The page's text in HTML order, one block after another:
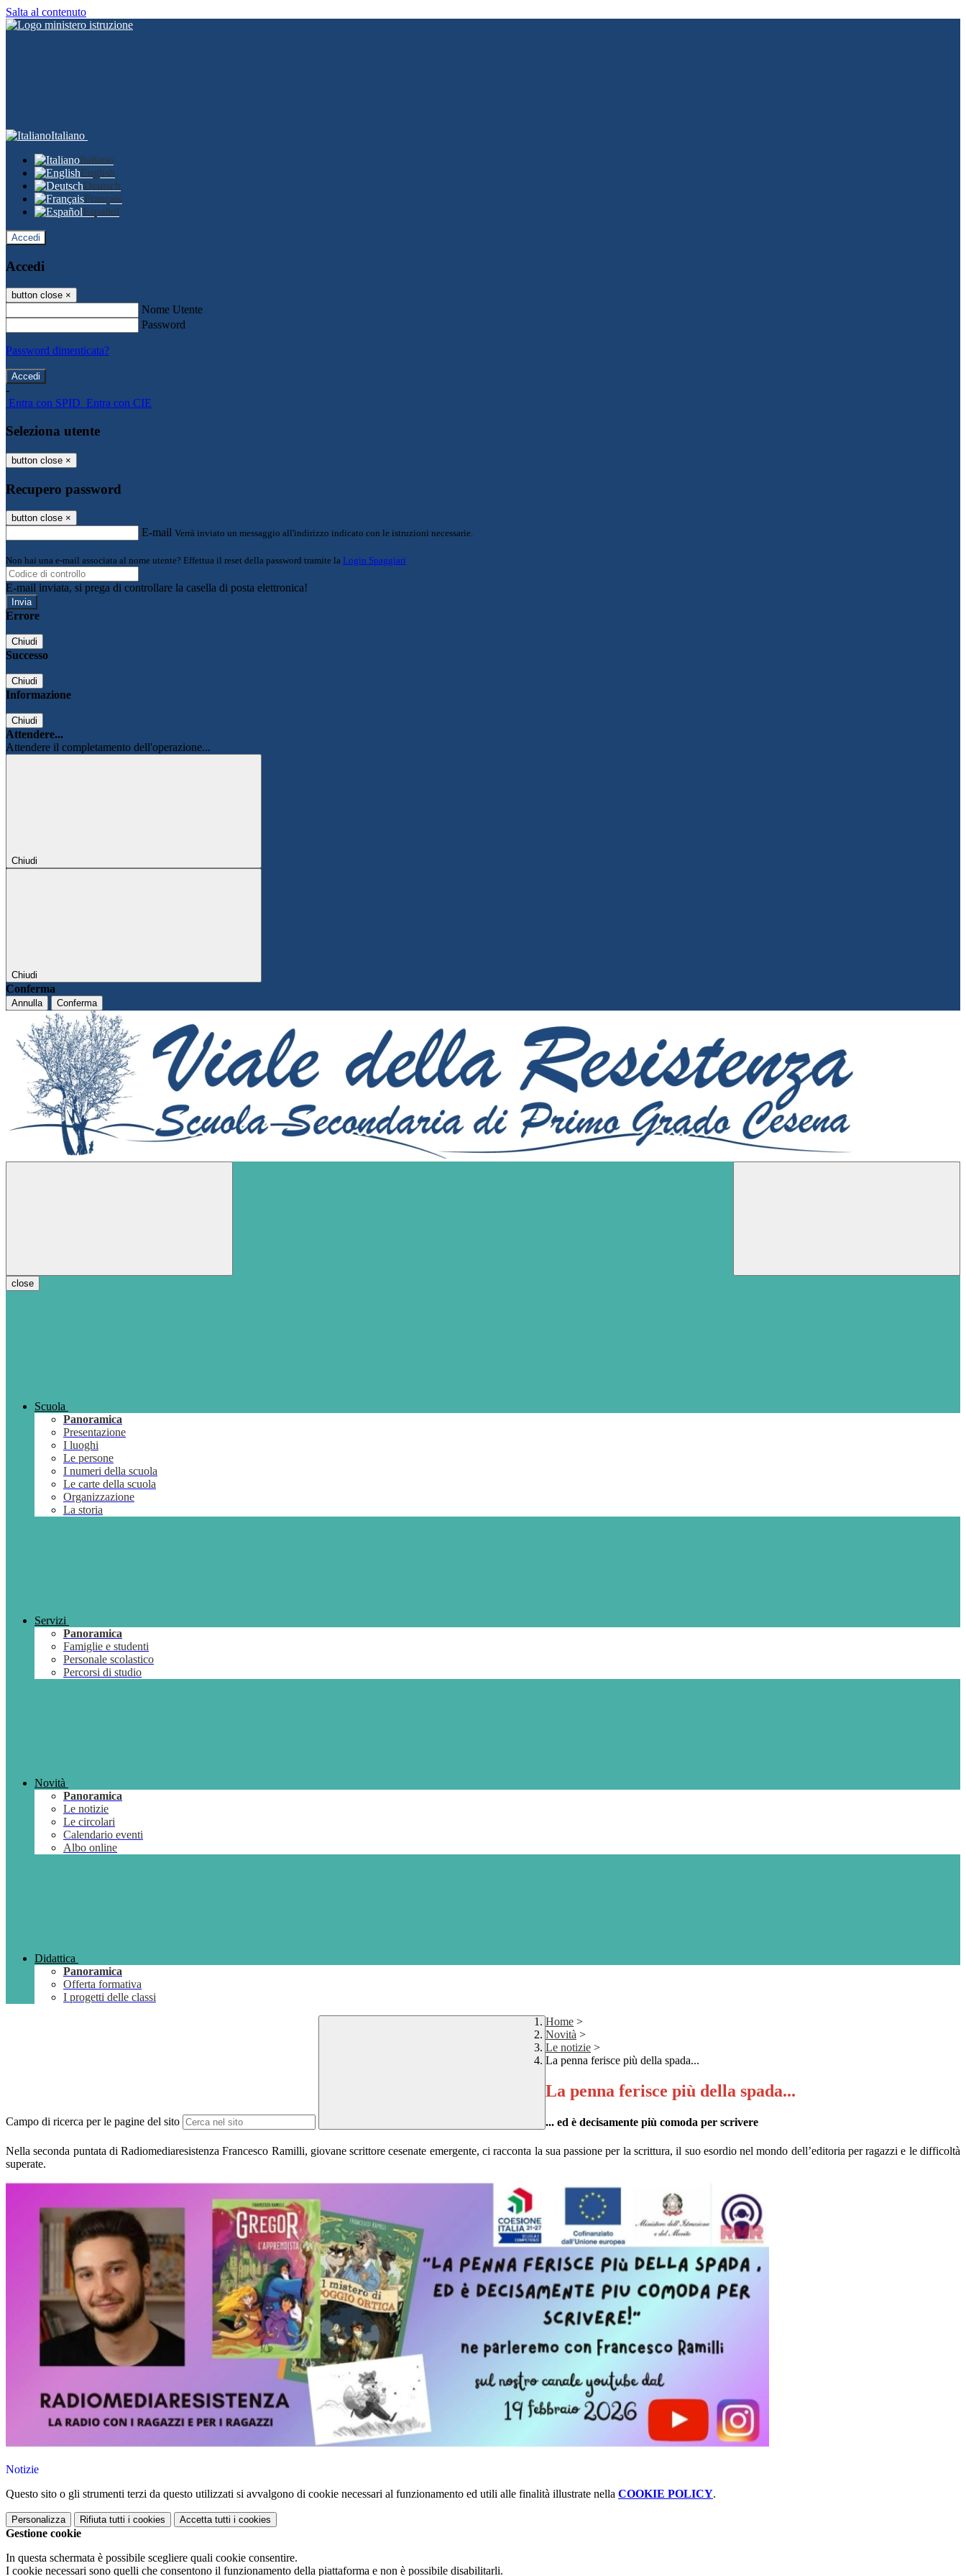
Salta al contenuto
Italiano
Italiano
English
Deutsch
Français
Español
Accedi
Accedi
button close ×
Nome Utente
Password
Password dimenticata?
-
Entra con SPID Entra con CIE
Seleziona utente
button close ×
Recupero password
button close ×
E-mail Verrà inviato un messaggio all'indirizzo indicato con le istruzioni necessarie.
Non hai una e-mail associata al nome utente? Effettua il reset della password tramite la Login Spaggiari
E-mail inviata, si prega di controllare la casella di posta elettronica!
Errore
Chiudi
Successo
Chiudi
Informazione
Chiudi
Attendere...
Attendere il completamento dell'operazione...
Chiudi
Chiudi
Conferma
Annulla Conferma
close
Scuola
Panoramica
Presentazione
I luoghi
Le persone
I numeri della scuola
Le carte della scuola
Organizzazione
La storia
Servizi
Panoramica
Famiglie e studenti
Personale scolastico
Percorsi di studio
Novità
Panoramica
Le notizie
Le circolari
Calendario eventi
Albo online
Didattica
Panoramica
Offerta formativa
I progetti delle classi
Campo di ricerca per le pagine del sito
Home >
Novità >
Le notizie >
La penna ferisce più della spada...
La penna ferisce più della spada...
... ed è decisamente più comoda per scrivere
Nella seconda puntata di Radiomediaresistenza Francesco Ramilli, giovane scrittore cesenate emergente, ci racconta la sua passione per la scrittura, il suo esordio nel mondo dell’editoria per ragazzi e le difficoltà
superate.
Notizie
Questo sito o gli strumenti terzi da questo utilizzati si avvalgono di cookie necessari al funzionamento ed utili alle finalità illustrate nella COOKIE POLICY.
Personalizza Rifiuta tutti i cookies Accetta tutti i cookies
Gestione cookie
In questa schermata è possibile scegliere quali cookie consentire.
I cookie necessari sono quelli che consentono il funzionamento della piattaforma e non è possibile disabilitarli.